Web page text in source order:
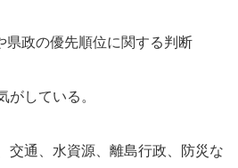
県政の優先順位に関する判断
がしている。
交通、水資源、離島行政、防災な